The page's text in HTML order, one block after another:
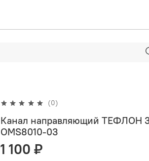
(0)
Канал направляющий ТЕФЛОН
OMS8010-03
1 100 ₽